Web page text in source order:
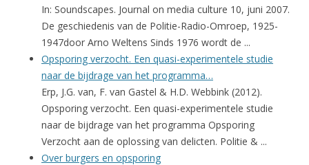
In: Soundscapes. Journal on media culture 10, juni 2007.
De geschiedenis van de Politie-Radio-Omroep, 1925-
1947door Arno Weltens Sinds 1976 wordt de ...
Opsporing verzocht. Een quasi-experimentele studie
naar de bijdrage van het programma…
Erp, J.G. van, F. van Gastel & H.D. Webbink (2012).
Opsporing verzocht. Een quasi-experimentele studie
naar de bijdrage van het programma Opsporing
Verzocht aan de oplossing van delicten. Politie & ...
Over burgers en opsporing